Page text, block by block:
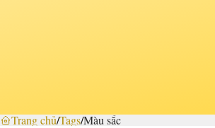
Trang chủ/Tags/Màu sắc